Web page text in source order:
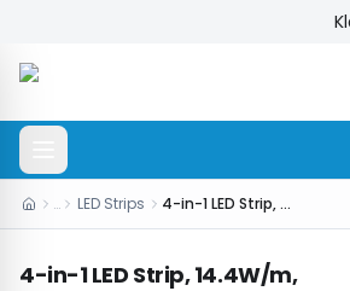
… LED Strips 4-in-1 LED Strip, 14.4W/m, RGB+2700K, 5m, IP20
4-in-1 LED Strip, 14.4W/m,